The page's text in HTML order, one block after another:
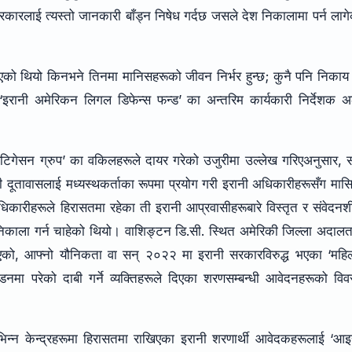
त्यस्तो जानकारी बाँड्न निषेध गर्दछ जसले देश निकालामा पर्न
थियो किनभने तिनमा मानिसहरूको जीवन निर्भर हुन्छ; कुनै पनि निकाय
अमेरिकन लिगल डिफेन्स फन्ड’ का अन्तरिम कार्यकारी निर्देशक
ग्रुप’ का वकिलहरूले दायर गरेको उजुरीमा उल्लेख गरिएअनुसार,
मध्यस्थकर्ताका रूपमा प्रयोग गरी इरानी अधिकारीहरूसँग
हिरासतमा रहेका ती इरानी आप्रवासीहरूबारे विस्तृत र
गर्न चाहेको थियो। वाशिङ्टन डि.सी. स्थित अमेरिकी जिल्ला
आफ्नो यौनिकता वा सन् २०२२ मा इरानी सरकारविरुद्ध भएका
परेको दाबी गर्ने व्यक्तिहरूले दिएका शरणसम्बन्धी आवेदनहरूको
केन्द्रहरूमा हिरासतमा राखिएका इरानी शरणार्थी आवेदकहरूलाई